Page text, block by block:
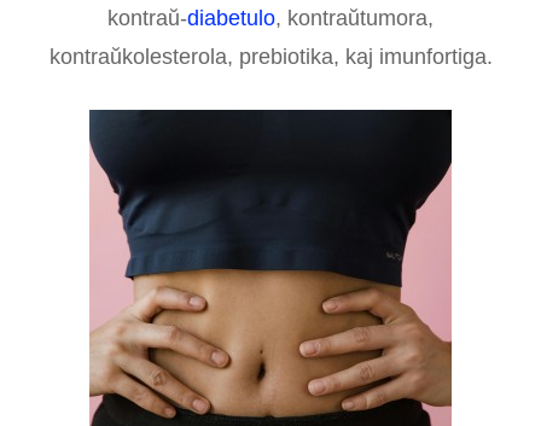
kontraŭ-diabetulo, kontraŭtumora,
kontraŭkolesterola, prebiotika, kaj imunfortiga.